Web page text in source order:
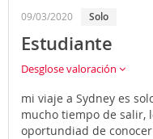
09/03/2020 Solo
Estudiante
Desglose valoración
mi viaje a Sydney es
mucho tiempo de salir,
oportundiad de